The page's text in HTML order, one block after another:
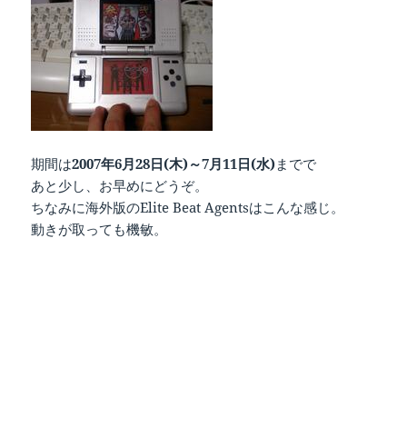
期間は2007年6月28日(木)～7月11日(水)までで
あと少し、お早めにどうぞ。
ちなみに海外版のElite Beat Agentsはこんな感じ。
動きが取っても機敏。